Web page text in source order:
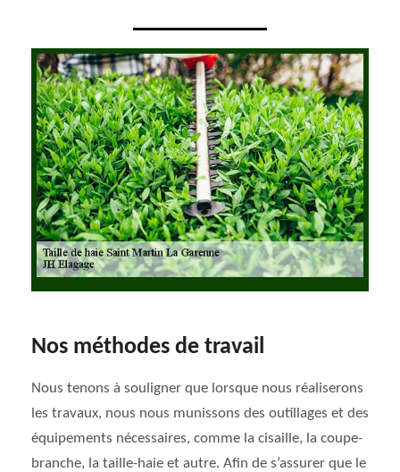
Nos méthodes de travail
Nous tenons à souligner que lorsque nous réaliserons
les travaux, nous nous munissons des outillages et des
équipements nécessaires, comme la cisaille, la coupe-
branche, la taille-haie et autre. Afin de s’assurer que le